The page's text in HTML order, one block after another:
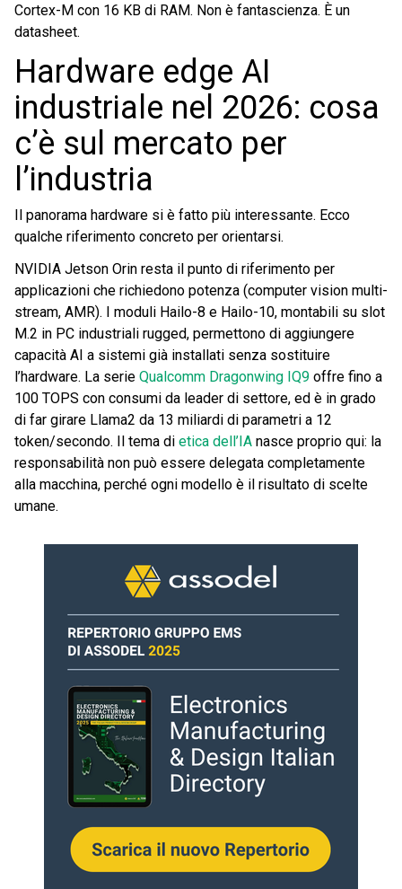
Cortex-M con 16 KB di RAM. Non è fantascienza. È un
datasheet.
Hardware edge AI
industriale nel 2026: cosa
c’è sul mercato per
l’industria
Il panorama hardware si è fatto più interessante. Ecco
qualche riferimento concreto per orientarsi.
NVIDIA Jetson Orin resta il punto di riferimento per
applicazioni che richiedono potenza (computer vision multi-
stream, AMR). I moduli Hailo-8 e Hailo-10, montabili su slot
M.2 in PC industriali rugged, permettono di aggiungere
capacità AI a sistemi già installati senza sostituire
l’hardware. La serie Qualcomm Dragonwing IQ9 offre fino a
100 TOPS con consumi da leader di settore, ed è in grado
di far girare Llama2 da 13 miliardi di parametri a 12
token/secondo. Il tema di etica dell’IA nasce proprio qui: la
responsabilità non può essere delegata completamente
alla macchina, perché ogni modello è il risultato di scelte
umane.